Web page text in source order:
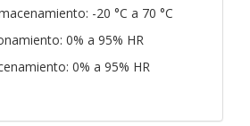
-20 °C a 70 °C
0% a 95% HR
0% a 95% HR